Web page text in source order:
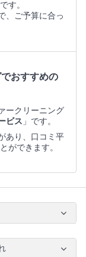
です。
、ご予算に合っ
おすすめの
ークリーニング
ビス 」です。
あり、口コミ平
ができます。